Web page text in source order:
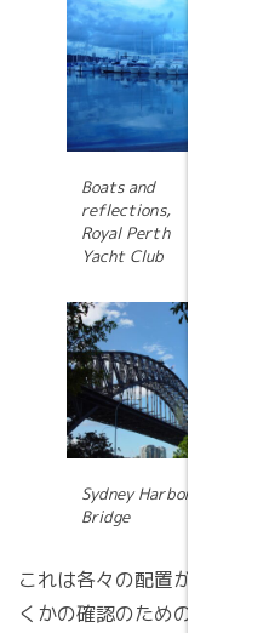
Boats and
reflections,
Royal Perth
Yacht Club
Sydney Harbor
Bridge
これは各々の配置がうまくい
くかの確認のための、タイル